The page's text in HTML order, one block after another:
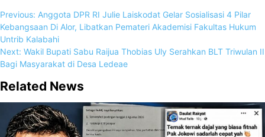
Previous: Anggota DPR RI Julie Laiskodat Gelar Sosialisasi 4 Pilar
Kebangsaan Di Alor, Libatkan Pemateri Akademisi Fakultas Hukum
Untrib Kalabahi
Next: Wakil Bupati Sabu Raijua Thobias Uly Serahkan BLT Triwulan II
Bagi Masyarakat di Desa Ledeae
Related News